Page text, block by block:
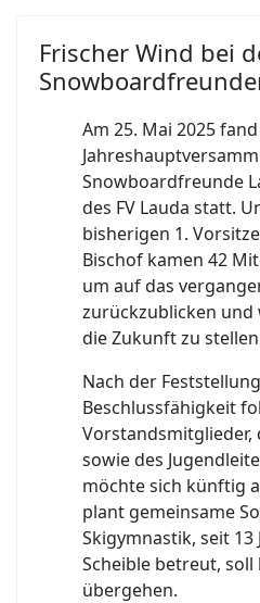
Frischer Wind bei
Am 25. Mai 2025
Snowboardfreunde
des FV Lauda statt.
bisherigen 1.
Bischof kamen 42
um auf das
zurückzublicken
die Zukunft zu
Nach der
Beschlussfähigkeit
Vorstandsmitglieder,
sowie des
möchte sich künftig
plant gemeinsame
Skigymnastik, seit 13
Scheible betreut,
übergehen.